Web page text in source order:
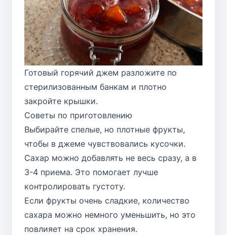
Готовый горячий джем разложите по
стерилизованным банкам и плотно
закройте крышки.
Советы по приготовлению
Выбирайте спелые, но плотные фрукты,
чтобы в джеме чувствовались кусочки.
Сахар можно добавлять не весь сразу, а в
3-4 приема. Это помогает лучше
контролировать густоту.
Если фрукты очень сладкие, количество
сахара можно немного уменьшить, но это
повлияет на срок хранения.